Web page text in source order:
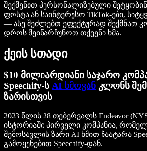
შექმენით პერსონალიზებული
ფოსტა ან საინტერესო TikTok-ები,
— ასე შეძლებთ ეფექტურად შექმნათ
დროს შეინარჩუნოთ თქვენი ხმა.
ქეის სთადი
$10 მილიარდიანი საჯარო
Speechify-ს AI ხმოვან კლონს
ზარისთვის
2023 წლის 28 თებერვალს Endeavor
ისტორიაში პირველი კომპანია,
შემოსავლის ზარი AI ხმით ჩაატარა
გამოყენებით Speechify-დან.